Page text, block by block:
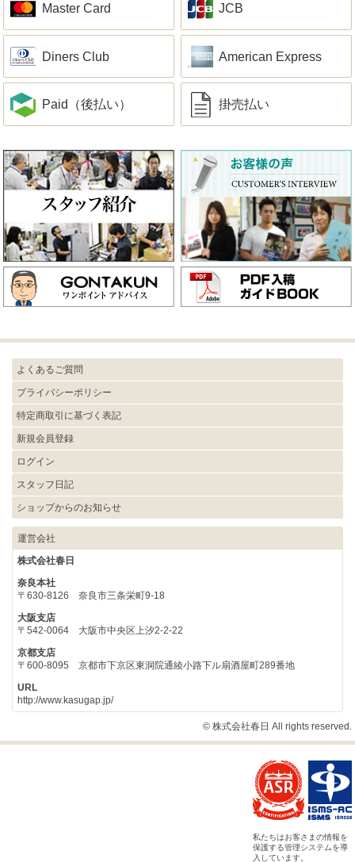
Master Card JCB
Diners Club American Express
Paid（後払い） 掛売払い
よくあるご質問
プライバシーポリシー
特定商取引に基づく表記
新規会員登録
ログイン
スタッフ日記
ショップからのお知らせ
運営会社
株式会社春日
奈良本社
〒630-8126 奈良市三条栄町9-18
大阪支店
〒542-0064 大阪市中央区上汐2-2-22
京都支店
〒600-8095 京都市下京区東洞院通綾小路下ル扇酒屋町289番地
URL
http://www.kasugap.jp/
© 株式会社春日 All rights reserved.
私たちはお客さまの情報を
保護する管理システムを導
入しています。